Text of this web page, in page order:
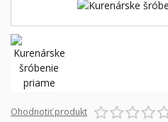
Ohodnotiť produkt